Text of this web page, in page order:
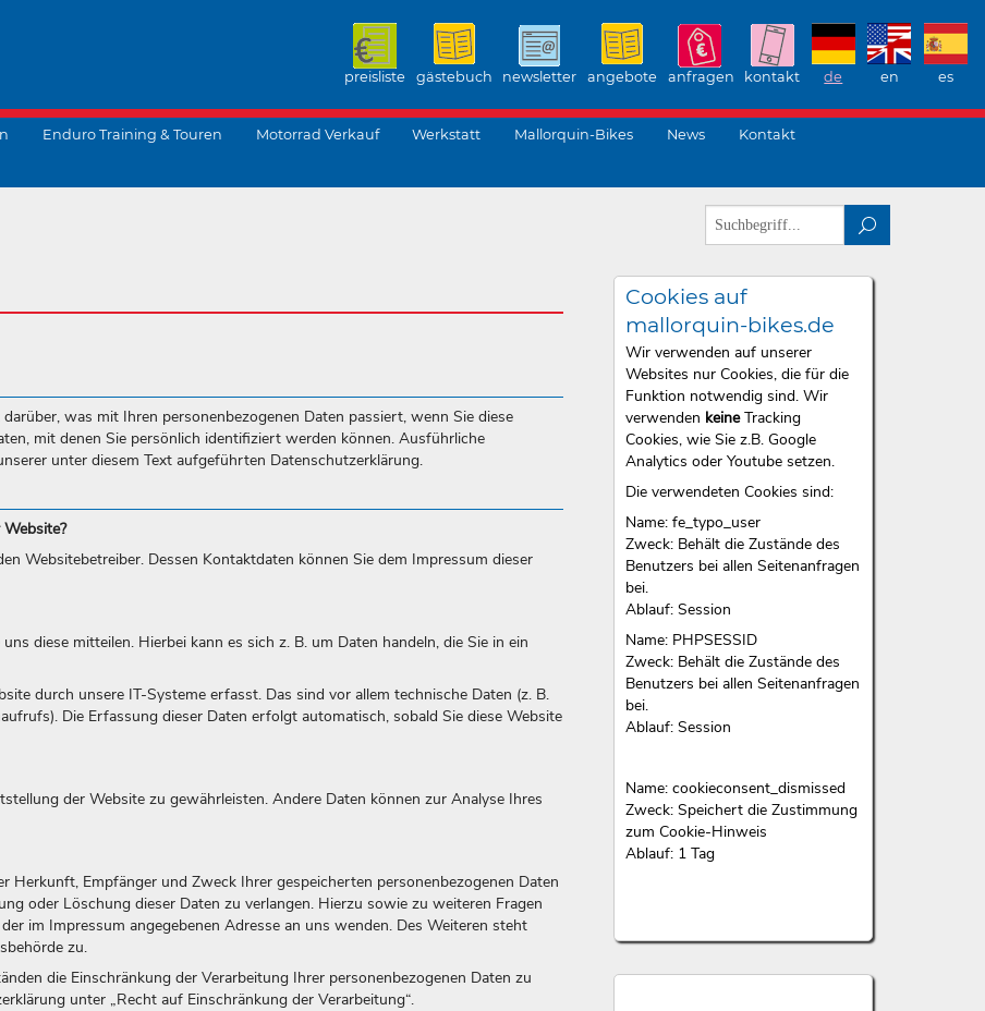
preisliste gästebuch newsletter angebote anfragen kontakt de en es
Enduro Training & Touren Motorrad Verkauf Werkstatt Mallorquin-Bikes News Kontakt
Cookies auf
mallorquin-bikes.de
Wir verwenden auf unserer
Websites nur Cookies, die für die
Funktion notwendig sind. Wir
verwenden keineTracking
Cookies, wie Sie z.B. Google
Analytics oder Youtube setzen.
Die verwendeten Cookies sind:
Name: fe_typo_user
Zweck: Behält die Zustände des
Benutzers bei allen Seitenanfragen
bei.
Ablauf: Session
Name: PHPSESSID
Zweck: Behält die Zustände des
Benutzers bei allen Seitenanfragen
bei.
Ablauf: Session
Name: cookieconsent_dismissed
Zweck: Speichert die Zustimmung
zum Cookie-Hinweis
Ablauf: 1 Tag
was mit Ihren personenbezogenen Daten passiert, wenn Sie diese
mit denen Sie persönlich identifiziert werden können. Ausführliche
unter diesem Text aufgeführten Datenschutzerklärung.
Websitebetreiber. Dessen Kontaktdaten können Sie dem Impressum dieser
diese mitteilen. Hierbei kann es sich z. B. um Daten handeln, die Sie in ein
durch unsere IT-Systeme erfasst. Das sind vor allem technische Daten (z. B.
Die Erfassung dieser Daten erfolgt automatisch, sobald Sie diese Website
der Website zu gewährleisten. Andere Daten können zur Analyse Ihres
Empfänger und Zweck Ihrer gespeicherten personenbezogenen Daten
oder Löschung dieser Daten zu verlangen. Hierzu sowie zu weiteren Fragen
im Impressum angegebenen Adresse an uns wenden. Des Weiteren steht
zu.
die Einschränkung der Verarbeitung Ihrer personenbezogenen Daten zu
unter „Recht auf Einschränkung der Verarbeitung“.